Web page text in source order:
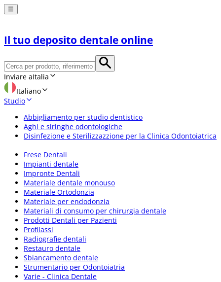
☰
Il tuo deposito dentale online
Inviare aItalia
Italiano
Studio
Abbigliamento per studio dentistico
Aghi e siringhe odontologiche
Disinfezione e Sterilizzazzione per la Clinica Odontoiatrica
Frese Dentali
Impianti dentale
Impronte Dentali
Materiale dentale monouso
Materiale Ortodonzia
Materiale per endodonzia
Materiali di consumo per chirurgia dentale
Prodotti Dentali per Pazienti
Profilassi
Radiografie dentali
Restauro dentale
Sbiancamento dentale
Strumentario per Odontoiatria
Varie - Clinica Dentale